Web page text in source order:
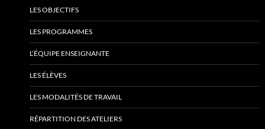
LES OBJECTIFS
LES PROGRAMMES
L’ÉQUIPE ENSEIGNANTE
LES ÉLÈVES
LES MODALITÉS DE TRAVAIL
RÉPARTITION DES ATELIERS